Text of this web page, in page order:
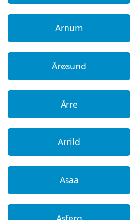
Arnum
Årøsund
Årre
Arrild
Asaa